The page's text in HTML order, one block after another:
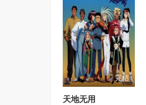
完结
天地无用